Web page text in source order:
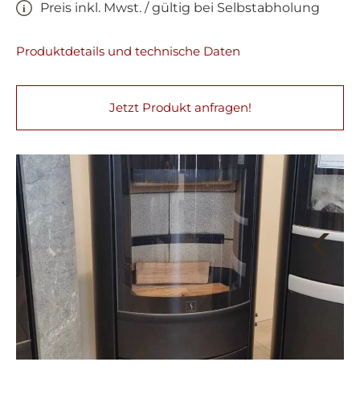
Preis inkl. Mwst. / gültig bei Selbstabholung
Produktdetails und technische Daten
Jetzt Produkt anfragen!